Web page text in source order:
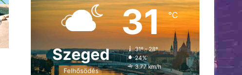
Szeged
Felhősödés
31℃
31º - 28º
24%
3.77 km/h